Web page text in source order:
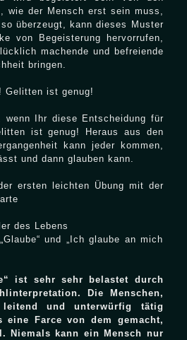
wie der Mensch erst sein muss,
überzeugt, kann dieses Muster
von Begeisterung hervorrufen,
machende und befreiende
bringen.
Gelitten ist genug!
wenn Ihr diese Entscheidung für
ist genug! Heraus aus den
kann jeder kommen,
und dann glauben kann.
ersten leichten Übung mit der
und „Ich glaube an mich
ist sehr sehr belastet durch
Die Menschen,
und unterwürfig tätig
eine Farce von dem gemacht,
Niemals kann ein Mensch nur